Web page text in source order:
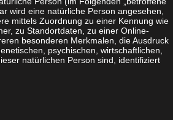
wird eine natürliche Person angesehen,
mittels Zuordnung zu einer Kennung wie
zu Standortdaten, zu einer Online-
besonderen Merkmalen, die Ausdruck
psychischen, wirtschaftlichen,
natürlichen Person sind, identifiziert